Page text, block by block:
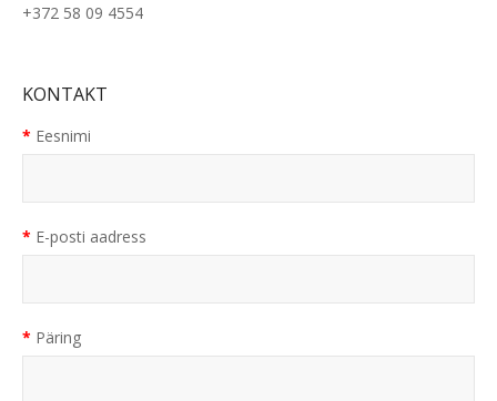
+372 58 09 4554
KONTAKT
Eesnimi
E-posti aadress
Päring